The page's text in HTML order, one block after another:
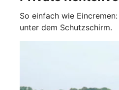
So einfach wie
unter dem Schutzschirm.